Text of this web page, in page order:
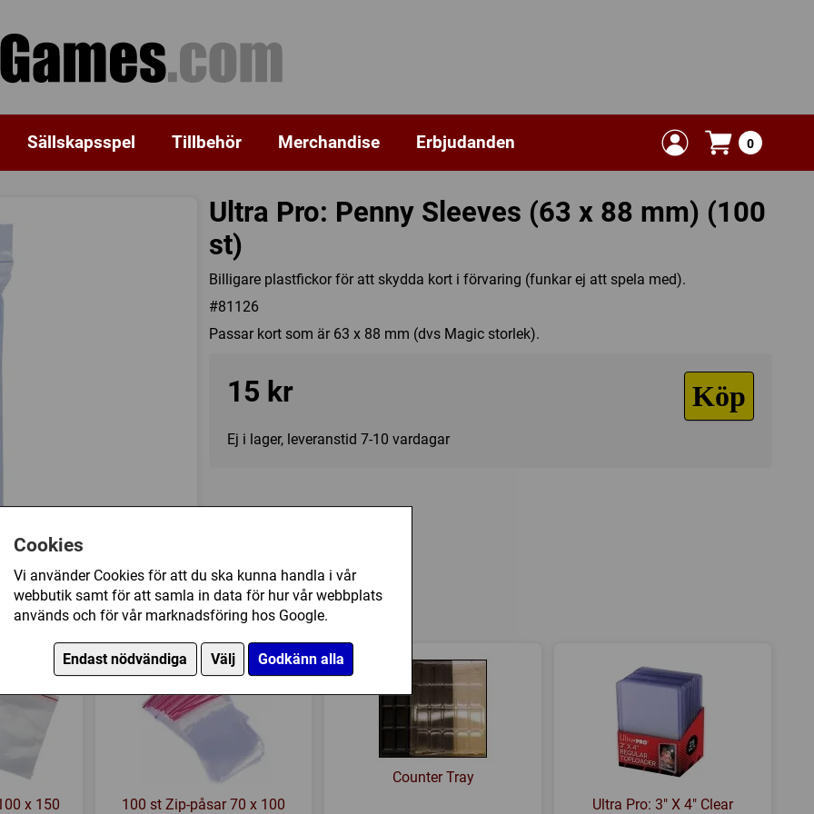
Cookies
Vi använder Cookies för att du ska kunna handla i vår
webbutik samt för att samla in data för hur vår webbplats
används och för vår marknadsföring hos Google.
Endast nödvändiga Välj Godkänn alla
Sällskapsspel Tillbehör Merchandise Erbjudanden 0
Ultra Pro: Penny Sleeves (63 x 88 mm) (100
st)
Billigare plastfickor för att skydda kort i förvaring (funkar ej att spela med).
#81126
Passar kort som är 63 x 88 mm (dvs Magic storlek).
15 kr Köp
Ej i lager, leveranstid 7-10 vardagar
(63 x 88 mm) (100 st) har också köpt
x 150 100 st Zip-påsar 70 x 100
Counter Tray
Ultra Pro: 3" X 4" Clear